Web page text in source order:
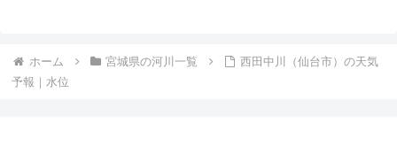
ホーム 宮城県の河川一覧
西田中川（仙台市）の天気
予報｜水位